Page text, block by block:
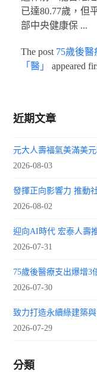
已達80.77歲，但
部中央健康保 ...
The post 75歲後
「醫」
appeared
近期文章
元大人壽福氣美滿美
2026-08-03
發揮正向影響力 推動
2026-08-02
迎向AI時代 宏泰人壽
2026-07-31
75歲後醫療支出爆增3
2026-07-30
致力打造永續綠建築
2026-07-29
分類